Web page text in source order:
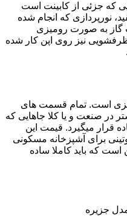
که جزئی از کابینت است
نورپردازی که انجام شده
گاز به صورت رومیزی
نیز روی اپن کار شده
فلزی است. تمام قسمت های
در صنعت و یا کلا جاهایی که
قرار میگیرد. قیمت این
برای آشپزخانه مسکونی
است که باید کاملا ساده
جزیره